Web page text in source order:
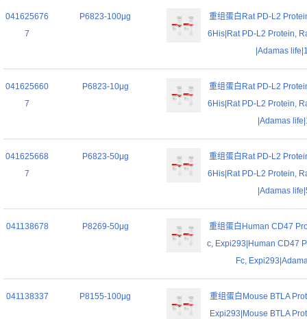
041625676
7
P6823-100μg
重组蛋白Rat PD-L2
6His|Rat PD-L2 Protein,
|Adamas
041625660
7
P6823-10μg
重组蛋白Rat PD-L2
6His|Rat PD-L2 Protein,
|Adamas
041625668
7
P6823-50μg
重组蛋白Rat PD-L2
6His|Rat PD-L2 Protein,
|Adamas
041138678 P8269-50μg
重组蛋白Human CD47
c, Expi293|Human CD47
Fc,
041138337 P8155-100μg
重组蛋白Mouse BTLA
Expi293|Mouse BTLA